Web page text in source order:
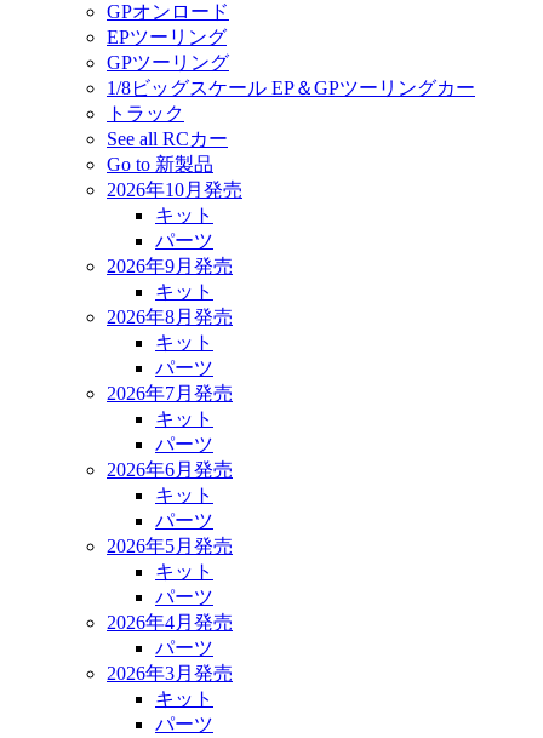
GPオンロード
EPツーリング
GPツーリング
1/8ビッグスケール EP＆GPツーリングカー
トラック
See all RCカー
Go to 新製品
2026年10月発売
キット
パーツ
2026年9月発売
キット
2026年8月発売
キット
パーツ
2026年7月発売
キット
パーツ
2026年6月発売
キット
パーツ
2026年5月発売
キット
パーツ
2026年4月発売
パーツ
2026年3月発売
キット
パーツ